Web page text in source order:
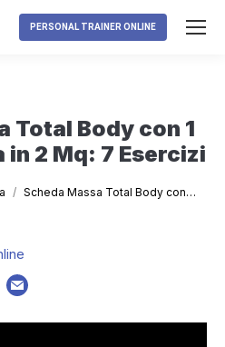
PERSONAL TRAINER ONLINE
Total Body con 1
in 2 Mq: 7 Esercizi
Scheda Massa Total Body con…